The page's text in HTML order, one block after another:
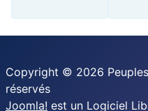
Copyright © 2026
réservés
Joomla! est un Logiciel